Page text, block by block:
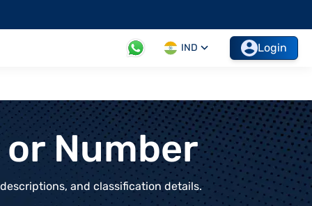
IND Login
Number
and classification details.